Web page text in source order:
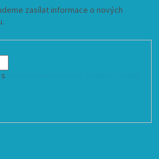
zasílat informace o nových